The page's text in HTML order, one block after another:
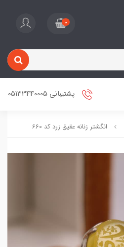
0
پشتیبانی 05133440005
انگشتر زنانه عقیق زرد کد 660